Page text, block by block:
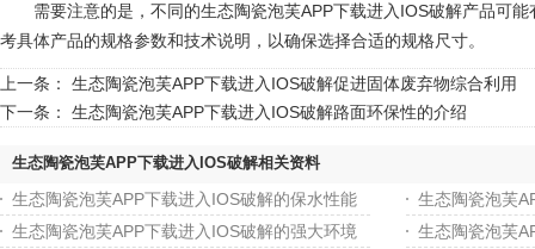
需要注意的是，不同的生态陶瓷泡芙APP下载进入IOS破解产品可能
考具体产品的规格参数和技术说明，以确保选择合适的规格尺寸。
上一条： 生态陶瓷泡芙APP下载进入IOS破解促进固体废弃物综合利用
下一条： 生态陶瓷泡芙APP下载进入IOS破解路面环保性的介绍
生态陶瓷泡芙APP下载进入IOS破解相关资料
生态陶瓷泡芙APP下载进入IOS破解的保水性能
生态陶瓷泡芙
生态陶瓷泡芙APP下载进入IOS破解的强大环境
生态陶瓷泡芙